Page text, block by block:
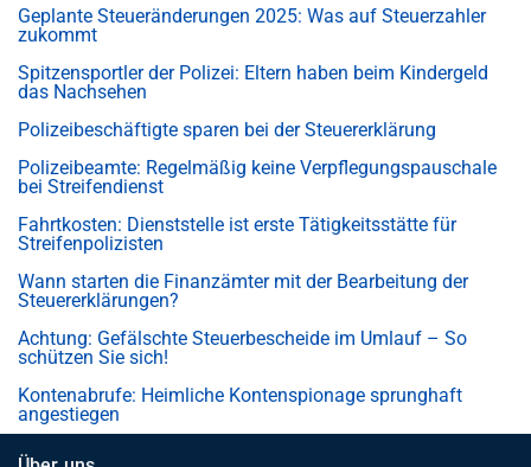
Geplante Steueränderungen 2025: Was auf Steuerzahler
zukommt
Spitzensportler der Polizei: Eltern haben beim Kindergeld
das Nachsehen
Polizeibeschäftigte sparen bei der Steuererklärung
Polizeibeamte: Regelmäßig keine Verpflegungspauschale
bei Streifendienst
Fahrtkosten: Dienststelle ist erste Tätigkeitsstätte für
Streifenpolizisten
Wann starten die Finanzämter mit der Bearbeitung der
Steuererklärungen?
Achtung: Gefälschte Steuerbescheide im Umlauf – So
schützen Sie sich!
Kontenabrufe: Heimliche Kontenspionage sprunghaft
angestiegen